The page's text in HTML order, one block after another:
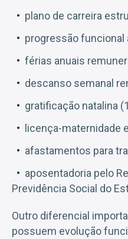
plano de carreira
progressão funcional
férias anuais
descanso semanal
gratificação natalina
licença-maternidade
afastamentos para
aposentadoria pelo
Previdência Social do
Outro diferencial
possuem evolução